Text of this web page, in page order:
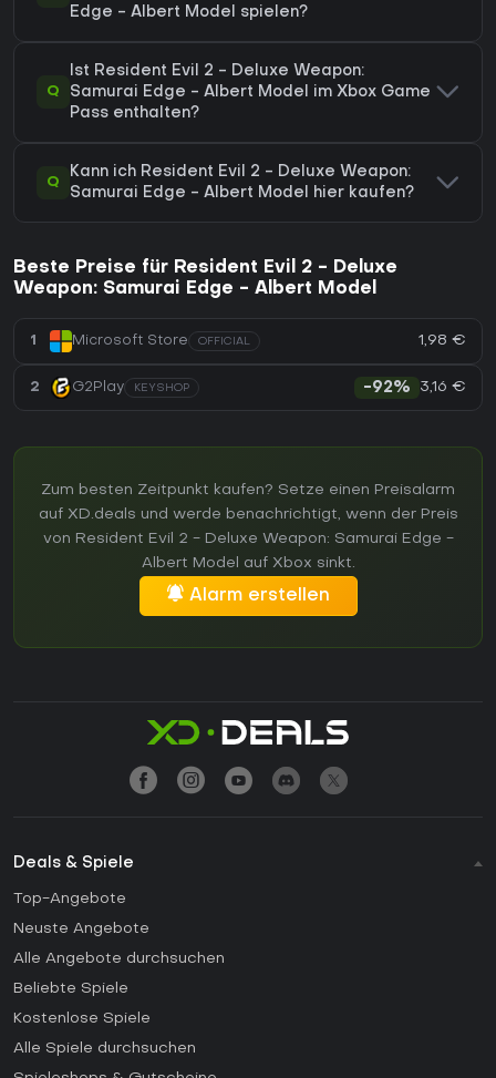
Edge - Albert Model spielen?
Q
Ist Resident Evil 2 - Deluxe Weapon:
Samurai Edge - Albert Model im Xbox Game
Pass enthalten?
Q
Kann ich Resident Evil 2 - Deluxe Weapon:
Samurai Edge - Albert Model hier kaufen?
Beste Preise für Resident Evil 2 - Deluxe
Weapon: Samurai Edge - Albert Model
1 Microsoft Store OFFICIAL 1,98 €
2 G2Play KEYSHOP -92% 3,16 €
Zum besten Zeitpunkt kaufen? Setze einen Preisalarm
auf XD.deals und werde benachrichtigt, wenn der Preis
von Resident Evil 2 - Deluxe Weapon: Samurai Edge -
Albert Model auf Xbox sinkt.
Alarm erstellen
Deals & Spiele
Top-Angebote
Neuste Angebote
Alle Angebote durchsuchen
Beliebte Spiele
Kostenlose Spiele
Alle Spiele durchsuchen